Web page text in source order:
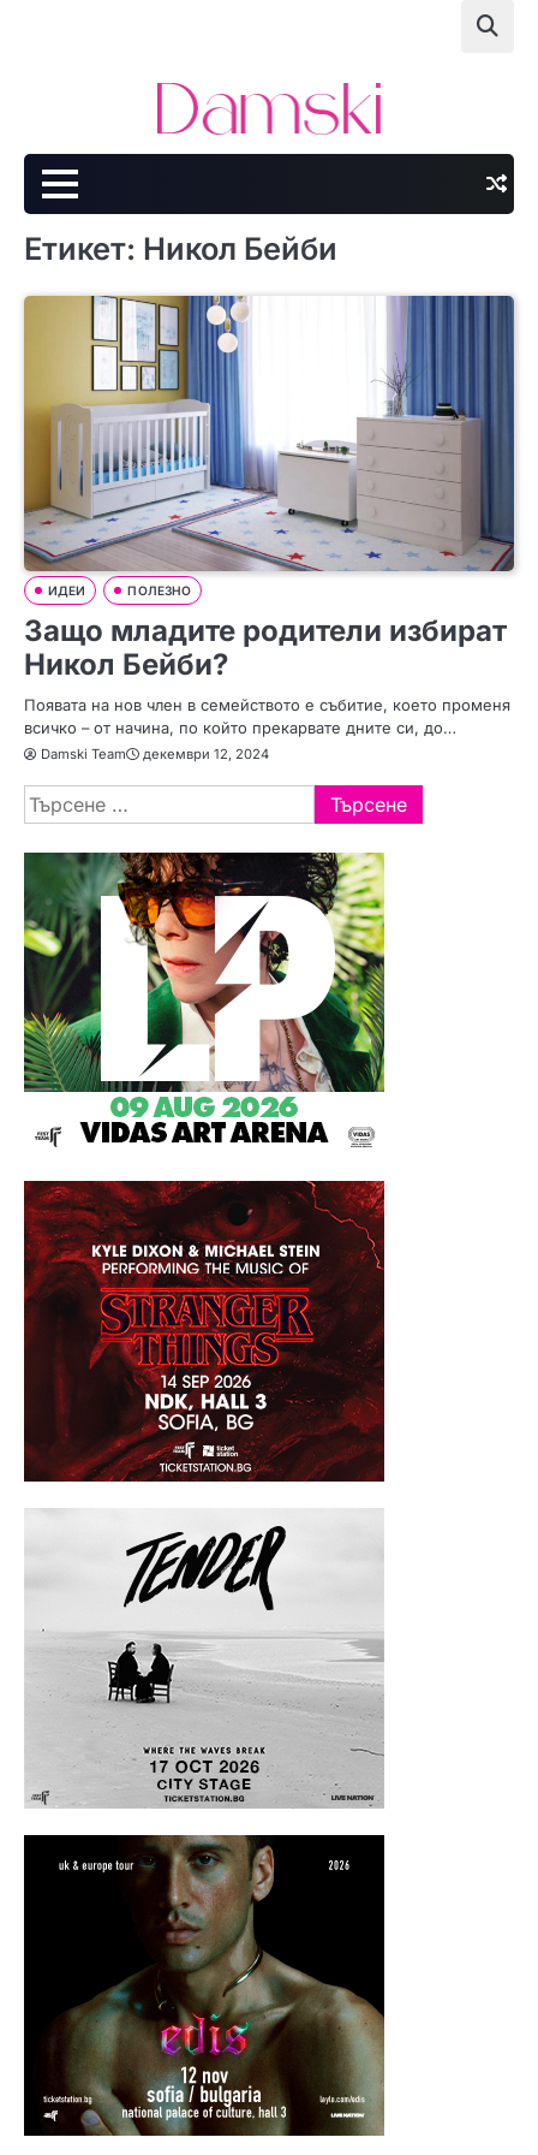
Етикет: Никол Бейби
ИДЕИ ПОЛЕЗНО
Защо младите родители избират
Никол Бейби?
Появата на нов член в семейството е събитие, което променя
всичко – от начина, по който прекарвате дните си, до…
Damski Team декември 12, 2024
Търсене
за: